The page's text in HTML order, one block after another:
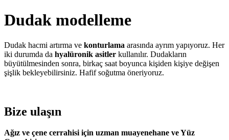
Dudak modelleme
Dudak hacmi artırma ve konturlama arasında ayrım yapıyoruz. Her
iki durumda da hyalüronik asitler kullanılır. Dudakların
büyütülmesinden sonra, birkaç saat boyunca kişiden kişiye değişen
şişlik bekleyebilirsiniz. Hafif soğutma öneriyoruz.
Bize ulaşın
Ağız ve çene cerrahisi için uzman muayenehane ve Yüz